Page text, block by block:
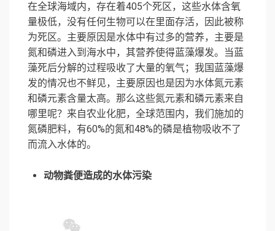
在全球海域内，存在着405个死区，这些水体含氧
量极低，没有任何生物可以在里面存活，因此被称
为死区。主要原因是水体中有过多的营养，主要是
氮和磷进入到海水中，其营养使得蓝藻爆发。当蓝
藻死后分解的过程吸收了大量的氧气；我国蓝藻爆
发的情况也不鲜见，主要原因也是因为水体氮元素
和磷元素含量太高。那么这些氮元素和磷元素来自
哪里呢？来自农业化肥，全球范围内，我们施加的
氮磷肥料，有60%的氮和48%的磷是植物吸收不了
而流入水体的。
动物粪便造成的水体污染